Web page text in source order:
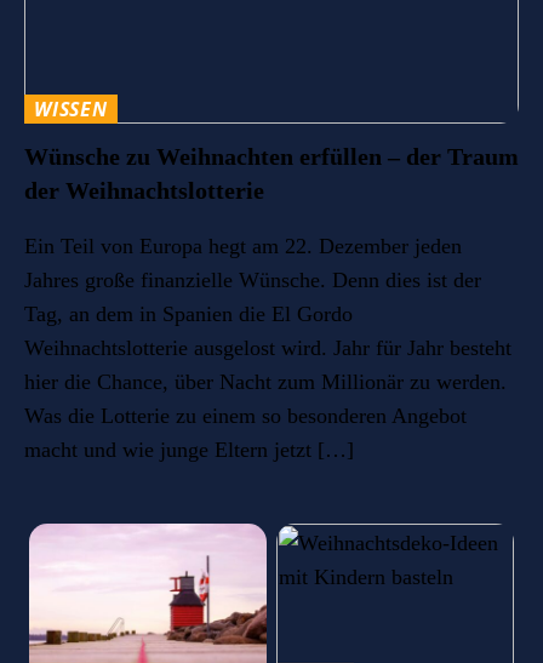
WISSEN
Wünsche zu Weihnachten erfüllen – der Traum
der Weihnachtslotterie
Ein Teil von Europa hegt am 22. Dezember jeden
Jahres große finanzielle Wünsche. Denn dies ist der
Tag, an dem in Spanien die El Gordo
Weihnachtslotterie ausgelost wird. Jahr für Jahr besteht
hier die Chance, über Nacht zum Millionär zu werden.
Was die Lotterie zu einem so besonderen Angebot
macht und wie junge Eltern jetzt […]